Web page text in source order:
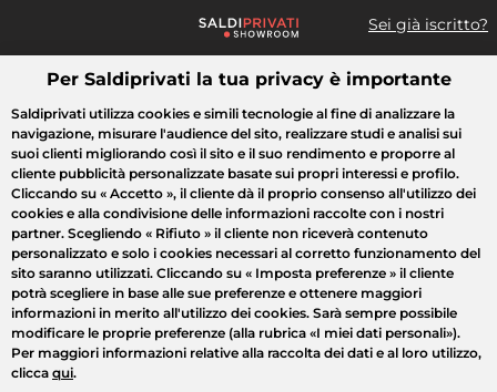
Sei già iscritto?
Cosa cerchi?
Tutte le vendite Moda Casa Bellezza Elettrodomestici
Per Saldiprivati la tua privacy è importante
Saldiprivati utilizza cookies e simili tecnologie al fine di analizzare la
navigazione, misurare l'audience del sito, realizzare studi e analisi sui
suoi clienti migliorando così il sito e il suo rendimento e proporre al
cliente pubblicità personalizzate basate sui propri interessi e profilo.
Cliccando su « Accetto », il cliente dà il proprio consenso all'utilizzo dei
cookies e alla condivisione delle informazioni raccolte con i nostri
partner. Scegliendo « Rifiuto » il cliente non riceverà contenuto
personalizzato e solo i cookies necessari al corretto funzionamento del
sito saranno utilizzati. Cliccando su « Imposta preferenze » il cliente
potrà scegliere in base alle sue preferenze e ottenere maggiori
informazioni in merito all'utilizzo dei cookies. Sarà sempre possibile
modificare le proprie preferenze (alla rubrica «I miei dati personali»).
Per maggiori informazioni relative alla raccolta dei dati e al loro utilizzo,
clicca qui.